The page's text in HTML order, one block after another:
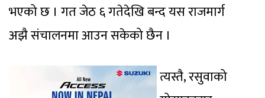
भएको छ । गत जेठ ६ गतेदेखि बन्द यस राजमार्ग
अझै संचालनमा आउन सकेको छैन ।
त्यस्तै, रसुवाको